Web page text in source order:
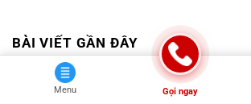
BÀI VIẾT GẦN ĐÂY
Dịch vụ sửa chữa máng xối, thay mới
Menu Gọi ngay